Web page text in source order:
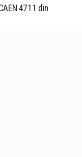
4711 din